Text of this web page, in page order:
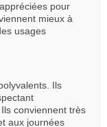
pour
mieux à
usages
Ils
conviennent très
aux journées